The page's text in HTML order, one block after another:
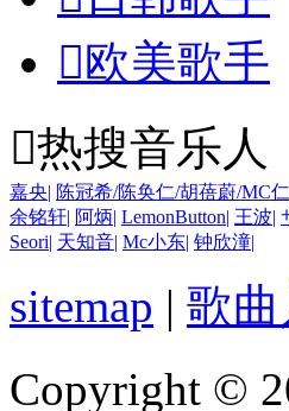
欧美歌手
热搜音乐人
嘉央| 陈冠希/陈奂仁/胡蓓蔚/MC仁
余铭轩| 阿炳| LemonButton| 王波|
Seori| 天知音| Mc小东| 钟欣潼|
sitemap | 歌
Copyright ©